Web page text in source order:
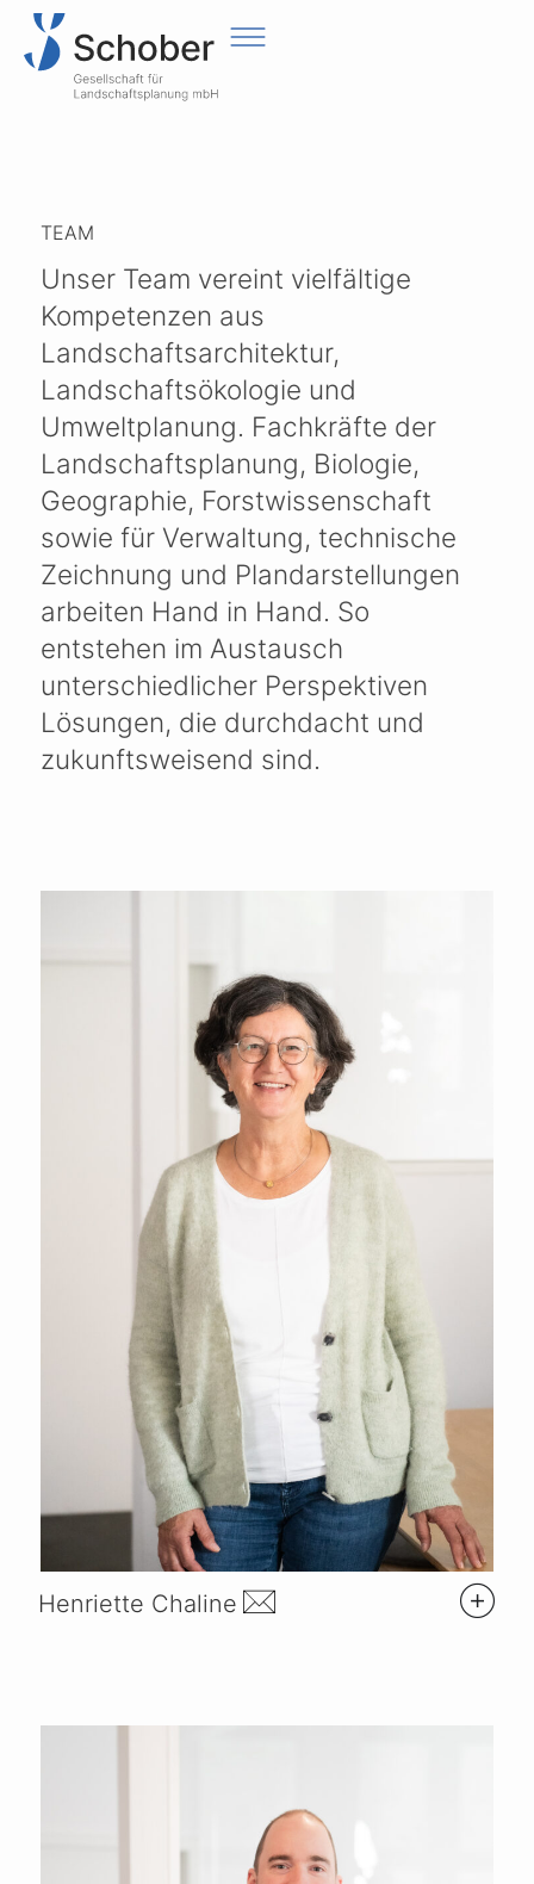
TEAM
Unser Team vereint vielfältige
Kompetenzen aus
Landschaftsarchitektur,
Landschaftsökologie und
Umweltplanung. Fachkräfte der
Landschaftsplanung, Biologie,
Geographie, Forstwissenschaft
sowie für Verwaltung, technische
Zeichnung und Plandarstellungen
arbeiten Hand in Hand. So
entstehen im Austausch
unterschiedlicher Perspektiven
Lösungen, die durchdacht und
zukunftsweisend sind.
Henriette Chaline